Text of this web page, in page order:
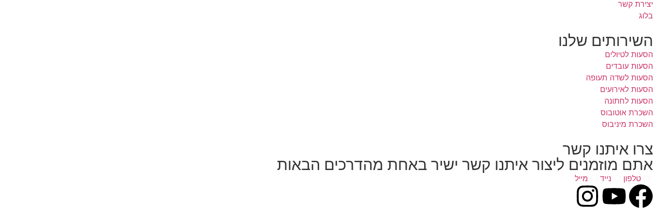
יצירת קשר
בלוג
השירותים שלנו
הסעות לטיולים
הסעות עובדים
הסעות​ לשדה תעופה
הסעות​ לאירועים
הסעות​ לחתונה
השכרת אוטובוס
השכרת מיניבוס
צרו איתנו קשר
אתם מוזמנים ליצור איתנו קשר ישיר באחת מהדרכים הבאות
טלפון נייד מייל